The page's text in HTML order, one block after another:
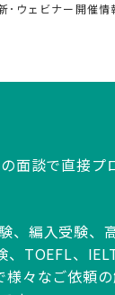
･ウェビナー開催情
面談で直接プ
、編入受験、
、TOEFL、
々なご依頼